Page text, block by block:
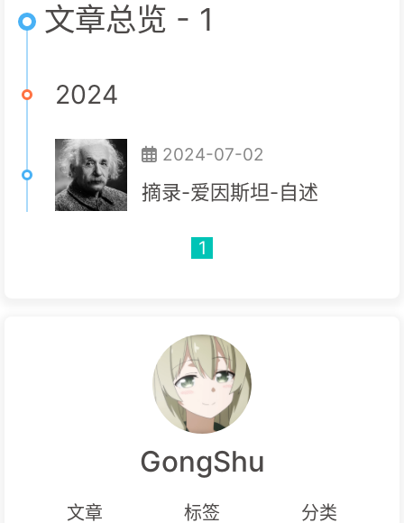
文章总览 - 1
2024
2024-07-02
摘录-爱因斯坦-自述
1
GongShu
文章 标签 分类